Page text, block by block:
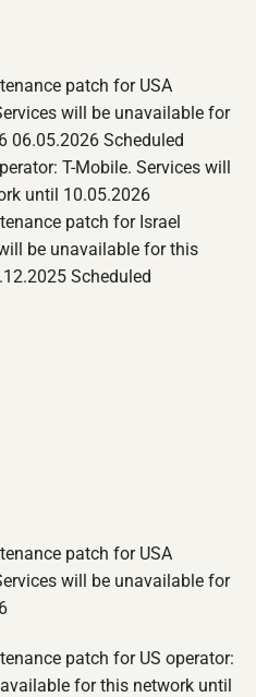
patch for USA
will be unavailable for
06.05.2026 Scheduled
T-Mobile. Services will
until 10.05.2026
patch for Israel
be unavailable for this
Scheduled
patch for USA
will be unavailable for
patch for US operator:
for this network until